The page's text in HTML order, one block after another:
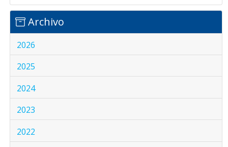
Archivo
2026
2025
2024
2023
2022